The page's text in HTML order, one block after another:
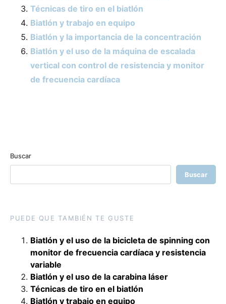
Técnicas de tiro en el biatlón
Biatlón y trabajo en equipo
Biatlón y la importancia de la concentración
Biatlón y el uso de la máquina de escalada
vertical con control de resistencia y monitor
de frecuencia cardíaca
Buscar
Buscar
PUEDE QUE TAMBIÉN TE GUSTE
Biatlón y el uso de la bicicleta de spinning con
monitor de frecuencia cardíaca y resistencia
variable
Biatlón y el uso de la carabina láser
Técnicas de tiro en el biatlón
Biatlón y trabajo en equipo